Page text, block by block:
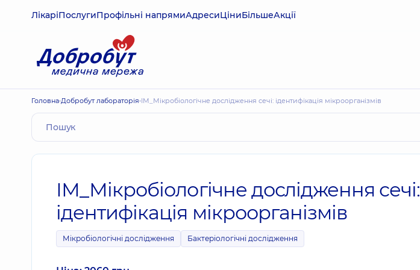
ЛікаріПослугиПрофільні напрямиАдресиЦіниБільшеАкції
Головна Добробут лабораторія ІМ_Мікробіологічне дослідження сечі: ідентифікація мікроорганізмів
ІМ_Мікробіологічне дослідження сечі:
ідентифікація мікроорганізмів
Мікробіологічні дослідження Бактеріологічні дослідження